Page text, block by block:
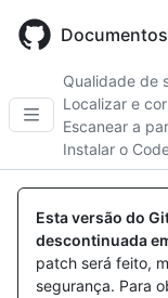
main
Qualidade de
Localizar e
Escanear a
Instalar o
Esta versão do
descontinuada
patch será feito,
segurança. Para